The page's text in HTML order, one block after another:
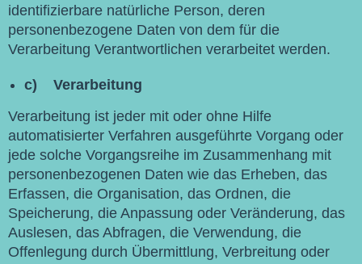
identifizierbare natürliche Person, deren
personenbezogene Daten von dem für die
Verarbeitung Verantwortlichen verarbeitet werden.
c) Verarbeitung
Verarbeitung ist jeder mit oder ohne Hilfe
automatisierter Verfahren ausgeführte Vorgang oder
jede solche Vorgangsreihe im Zusammenhang mit
personenbezogenen Daten wie das Erheben, das
Erfassen, die Organisation, das Ordnen, die
Speicherung, die Anpassung oder Veränderung, das
Auslesen, das Abfragen, die Verwendung, die
Offenlegung durch Übermittlung, Verbreitung oder